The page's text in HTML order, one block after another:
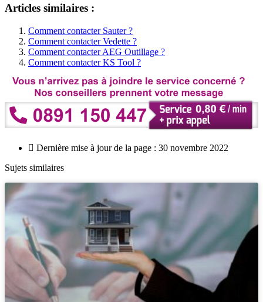
Articles similaires :
Comment contacter Sauter ?
Comment contacter Vedette ?
Comment contacter AEG Outillage ?
Comment contacter KS Tool ?
Dernière mise à jour de la page : 30 novembre 2022
Sujets similaires